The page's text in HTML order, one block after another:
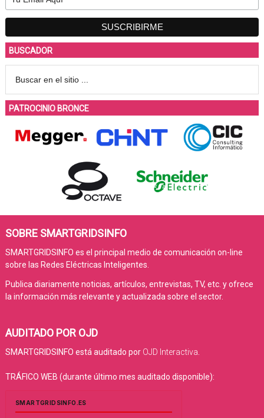
BUSCADOR
PATROCINIO BRONCE
SOBRE SMARTGRIDSINFO
SMARTGRIDSINFO es el principal medio de comunicación on-line
sobre las Redes Eléctricas Inteligentes.
Publica diariamente noticias, artículos, entrevistas, TV, etc. y ofrece
la información más relevante y actualizada sobre el sector.
AUDITADO POR OJD
SMARTGRIDSINFO está auditado por OJD Interactiva
TRÁFICO WEB (durante último mes auditado disponible):